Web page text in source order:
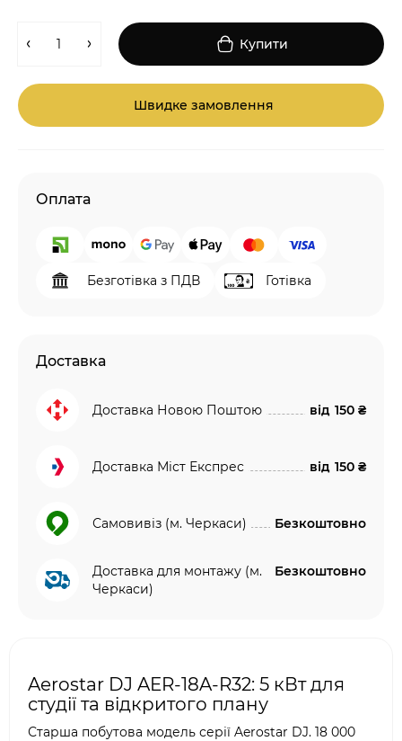
Купити
Швидке замовлення
Оплата
Безготівка з ПДВ Готівка
Доставка
Доставка Новою Поштою від 150 ₴
Доставка Міст Експрес від 150 ₴
Самовивіз (м. Черкаси) Безкоштовно
Доставка для монтажу (м.
Черкаси)
Безкоштовно
Aerostar DJ AER-18A-R32: 5 кВт для
студії та відкритого плану
Старша побутова модель серії Aerostar DJ. 18 000